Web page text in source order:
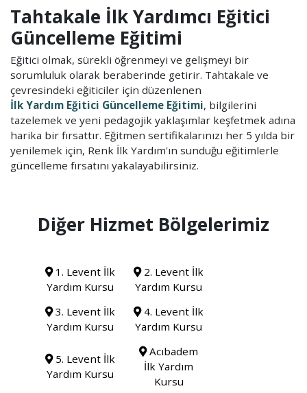
Tahtakale İlk Yardımcı Eğitici
Güncelleme Eğitimi
Eğitici olmak, sürekli öğrenmeyi ve gelişmeyi bir
sorumluluk olarak beraberinde getirir. Tahtakale ve
çevresindeki eğiticiler için düzenlenen
İlk Yardım Eğitici Güncelleme Eğitimi, bilgilerini
tazelemek ve yeni pedagojik yaklaşımlar keşfetmek adına
harika bir fırsattır. Eğitmen sertifikalarınızı her 5 yılda bir
yenilemek için, Renk İlk Yardım'ın sunduğu eğitimlerle
güncelleme fırsatını yakalayabilirsiniz.
Diğer Hizmet Bölgelerimiz
1. Levent İlk
Yardım Kursu
2. Levent İlk
Yardım Kursu
3. Levent İlk
Yardım Kursu
4. Levent İlk
Yardım Kursu
5. Levent İlk
Yardım Kursu
Acıbadem
İlk Yardım
Kursu